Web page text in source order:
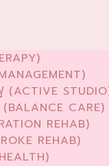
CARE)
REHAB)
REHAB)